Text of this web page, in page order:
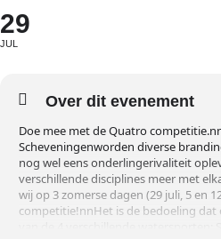
29
JUL
Over dit evenement
Doe mee met de Quatro
Scheveningenworden diverse
nog wel eens onderlingerivaliteit
verschillende disciplines meer met
wij op 3 zomerse dagen (29 juli, 5 en
competitie!nnHet is de bedoeling